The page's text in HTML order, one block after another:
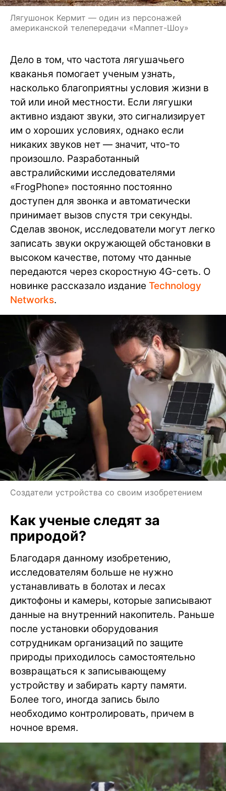
Лягушонок Кермит — один из персонажей
американской телепередачи «Маппет-Шоу»
Дело в том, что частота лягушачьего
кваканья помогает ученым узнать,
насколько благоприятны условия жизни в
той или иной местности. Если лягушки
активно издают звуки, это сигнализирует
им о хороших условиях, однако если
никаких звуков нет — значит, что-то
произошло. Разработанный
австралийскими исследователями
«FrogPhone» постоянно постоянно
доступен для звонка и автоматически
принимает вызов спустя три секунды.
Сделав звонок, исследователи могут легко
записать звуки окружающей обстановки в
высоком качестве, потому что данные
передаются через скоростную 4G-сеть. О
новинке рассказало издание Technology
Networks.
Создатели устройства со своим изобретением
Как ученые следят за
природой?
Благодаря данному изобретению,
исследователям больше не нужно
устанавливать в болотах и лесах
диктофоны и камеры, которые записывают
данные на внутренний накопитель. Раньше
после установки оборудования
сотрудникам организаций по защите
природы приходилось самостоятельно
возвращаться к записывающему
устройству и забирать карту памяти.
Более того, иногда запись было
необходимо контролировать, причем в
ночное время.